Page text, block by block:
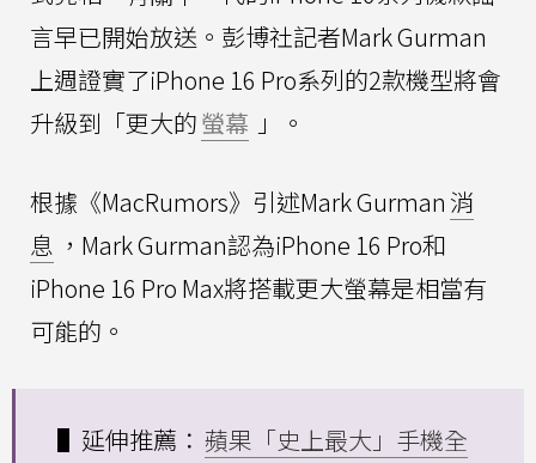
言早已開始放送。彭博社記者Mark Gurman
上週證實了iPhone 16 Pro系列的2款機型將會
升級到「更大的螢幕 」。
根據《MacRumors》引述Mark Gurman 消
息 ，Mark Gurman認為iPhone 16 Pro和
iPhone 16 Pro Max將搭載更大螢幕是相當有
可能的。
▌延伸推薦： 蘋果「史上最大」手機全